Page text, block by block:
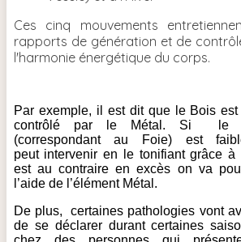
Ces cinq mouvements
rapports de génération et de
l'harmonie énergétique du corps.
Par exemple, il est dit que le Bois est
contrôlé par le Métal. Si le
(correspondant au Foie) est
peut intervenir en le tonifiant grâce à
est au contraire en excès on va
l’aide de l’élément Métal.
De plus,
certaines pathologies vont
de se déclarer durant certaines